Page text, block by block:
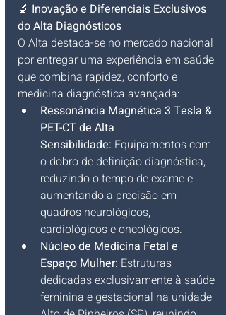
🔬 Inovação e Diferenciais Exclusivos
do Alta Diagnósticos
O Alta destaca-se no mercado nacional
por entregar uma experiência em saúde
que combina rapidez, conforto e
medicina diagnóstica avançada:
Ressonância Magnética 3 Tesla &
PET-CT de Alta
Sensibilidade: Equipamentos com
o dobro de definição diagnóstica,
reduzindo o tempo de exame e
aumentando a precisão em
quadros neurológicos,
cardiológicos e oncológicos.
Núcleo de Medicina Fetal e
Espaço Mulher: Estruturas
dedicadas exclusivamente à saúde
feminina e gestacional na unidade